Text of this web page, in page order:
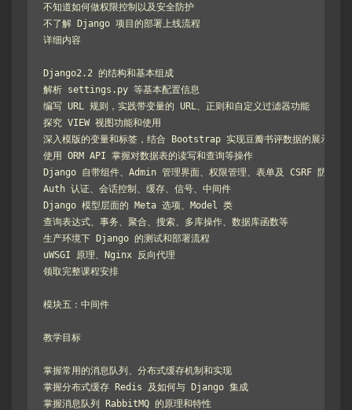
不知道如何做权限控制以及安全防护
不了解 Django 项目的部署上线流程
详细内容
Django2.2 的结构和基本组成
解析 settings.py 等基本配置信息
编写 URL 规则，实践带变量的 URL、正则和自定义过滤器功能
探究 VIEW 视图功能和使用
深入模版的变量和标签，结合 Bootstrap 实现豆瓣书评数据的展示
使用 ORM API 掌握对数据表的读写和查询等操作
Django 自带组件、Admin 管理界面、权限管理、表单及 CSRF 防护
Auth 认证、会话控制、缓存、信号、中间件
Django 模型层面的 Meta 选项、Model 类
查询表达式、事务、聚合、搜索、多库操作、数据库函数等
生产环境下 Django 的测试和部署流程
uWSGI 原理、Nginx 反向代理
领取完整课程安排
模块五：中间件
教学目标
掌握常用的消息队列、分布式缓存机制和实现
掌握分布式缓存 Redis 及如何与 Django 集成
掌握消息队列 RabbitMQ 的原理和特性